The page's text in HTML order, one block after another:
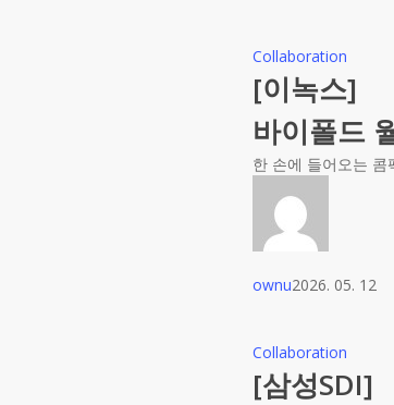
Collaboration
[이녹스]
바이폴드
한 손에 들어오는
ownu2026. 05. 12
Collaboration
[삼성SDI]